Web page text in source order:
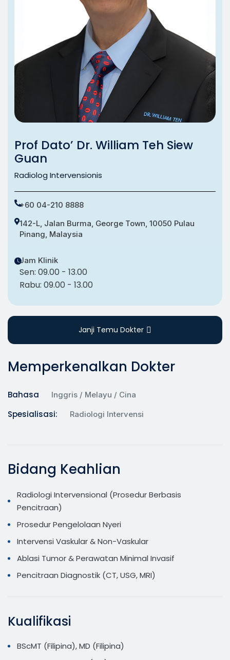
Prof Dato’ Dr. William Teh Siew
Guan
Radiolog Intervensionis
+60 04-210 8888
142-L, Jalan Burma, George Town, 10050 Pulau
Pinang, Malaysia
Jam Klinik
Sen: 09.00 - 13.00
Rabu: 09.00 - 13.00
Janji Temu Dokter
Memperkenalkan Dokter
Bahasa Inggris / Melayu / Cina
Spesialisasi: Radiologi Intervensi
Bidang Keahlian
Radiologi Intervensional (Prosedur Berbasis
Pencitraan)
Prosedur Pengelolaan Nyeri
Intervensi Vaskular & Non-Vaskular
Ablasi Tumor & Perawatan Minimal Invasif
Pencitraan Diagnostik (CT, USG, MRI)
Kualifikasi
BScMT (Filipina), MD (Filipina)